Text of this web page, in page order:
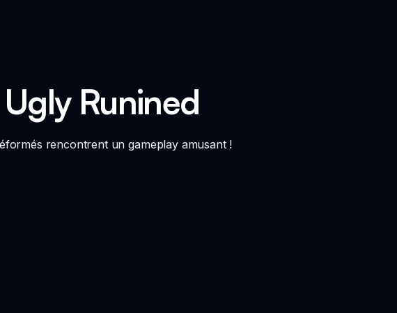
Runined
rencontrent un gameplay amusant !